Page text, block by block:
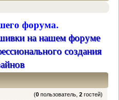
форума.
на нашем форуме
создания
(0 пользователь,2 гостей)